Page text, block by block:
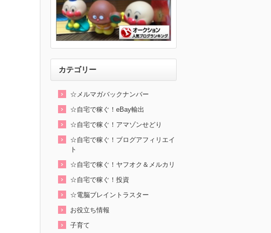
カテゴリー
☆メルマガバックナンバー
☆自宅で稼ぐ！eBay輸出
☆自宅で稼ぐ！アマゾンせどり
☆自宅で稼ぐ！ブログアフィリエイ
ト
☆自宅で稼ぐ！ヤフオク＆メルカリ
☆自宅で稼ぐ！投資
☆電脳ブレイントラスター
お役立ち情報
子育て